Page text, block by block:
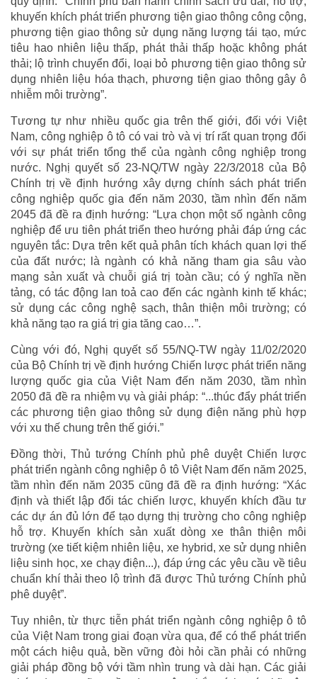
khuyến khích phát triển phương tiện giao thông công cộng,
phương tiện giao thông sử dụng năng lượng tái tạo, mức
tiêu hao nhiên liệu thấp, phát thải thấp hoặc không phát
thải; lộ trình chuyển đổi, loại bỏ phương tiện giao thông sử
dụng nhiên liệu hóa thạch, phương tiện giao thông gây ô
nhiễm môi trường”.
Tương tự như nhiều quốc gia trên thế giới, đối với Việt
Nam, công nghiệp ô tô có vai trò và vị trí rất quan trọng đối
với sự phát triển tổng thể của ngành công nghiệp trong
nước. Nghị quyết số 23-NQ/TW ngày 22/3/2018 của Bộ
Chính trị về định hướng xây dựng chính sách phát triển
công nghiệp quốc gia đến năm 2030, tầm nhìn đến năm
2045 đã đề ra định hướng: “Lựa chọn một số ngành công
nghiệp để ưu tiên phát triển theo hướng phải đáp ứng các
nguyên tắc: Dựa trên kết quả phân tích khách quan lợi thế
của đất nước; là ngành có khả năng tham gia sâu vào
mạng sản xuất và chuỗi giá trị toàn cầu; có ý nghĩa nền
tảng, có tác động lan toả cao đến các ngành kinh tế khác;
sử dụng các công nghệ sạch, thân thiện môi trường; có
khả năng tạo ra giá trị gia tăng cao…”.
Cùng với đó, Nghị quyết số 55/NQ-TW ngày 11/02/2020
của Bộ Chính trị về định hướng Chiến lược phát triển năng
lượng quốc gia của Việt Nam đến năm 2030, tầm nhìn
2050 đã đề ra nhiệm vụ và giải pháp: “...thúc đẩy phát triển
các phương tiện giao thông sử dụng điện năng phù hợp
với xu thế chung trên thế giới.”
Đồng thời, Thủ tướng Chính phủ phê duyệt Chiến lược
phát triển ngành công nghiệp ô tô Việt Nam đến năm 2025,
tầm nhìn đến năm 2035 cũng đã đề ra định hướng: “Xác
định và thiết lập đối tác chiến lược, khuyến khích đầu tư
các dự án đủ lớn để tạo dựng thị trường cho công nghiệp
hỗ trợ. Khuyến khích sản xuất dòng xe thân thiện môi
trường (xe tiết kiệm nhiên liệu, xe hybrid, xe sử dụng nhiên
liệu sinh học, xe chạy điện...), đáp ứng các yêu cầu về tiêu
chuẩn khí thải theo lộ trình đã được Thủ tướng Chính phủ
phê duyệt”.
Tuy nhiên, từ thực tiễn phát triển ngành công nghiệp ô tô
của Việt Nam trong giai đoạn vừa qua, để có thể phát triển
một cách hiệu quả, bền vững đòi hỏi cần phải có những
giải pháp đồng bộ với tầm nhìn trung và dài hạn. Các giải